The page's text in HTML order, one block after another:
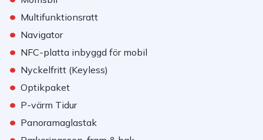
• Multifunktionsratt
• Navigator
• NFC-platta inbyggd för mobil
• Nyckelfritt (Keyless)
• Optikpaket
• P-värm Tidur
• Panoramaglastak